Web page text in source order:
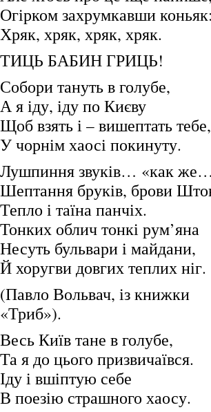
Огірком захрумкавши коньяк:
Хряк, хряк, хряк, хряк.
ТИЦЬ БАБИН ГРИЦЬ!
Собори тануть в голубе,
А я іду, іду по Києву
Щоб взять і – вишептать тебе,
У чорнім хаосі покинуту.
Лушпиння звуків… «как
Шептання бруків, брови
Тепло і таїна панчіх.
Тонких облич тонкі рум’яна
Несуть бульвари і майдани,
Й хоругви довгих теплих ніг.
(Павло Вольвач, із книжки
«Триб»).
Весь Київ тане в голубе,
Та я до цього призвичаївся.
Іду і вшіптую себе
В поезію страшного хаосу.